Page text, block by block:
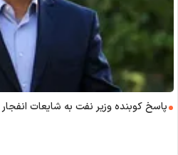
پاسخ کوبنده وزیر نفت به شایعات